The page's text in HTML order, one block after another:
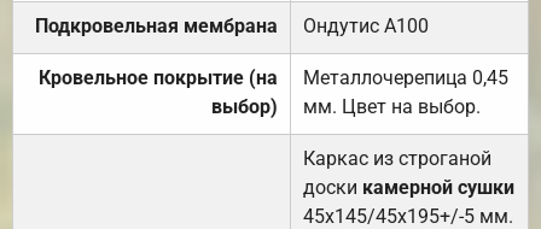
Подкровельная мембрана Ондутис А100
Кровельное покрытие (на
выбор)
Металлочерепица 0,45
мм. Цвет на выбор.
Каркас из строганой
доски камерной сушки
45х145/45х195+/-5 мм.